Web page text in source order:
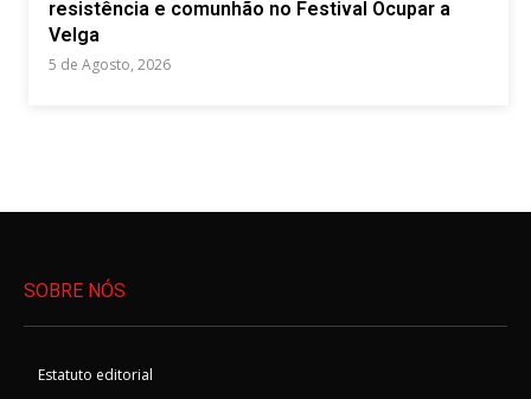
resistência e comunhão no Festival Ocupar a
Velga
5 de Agosto, 2026
SOBRE NÓS
Estatuto editorial